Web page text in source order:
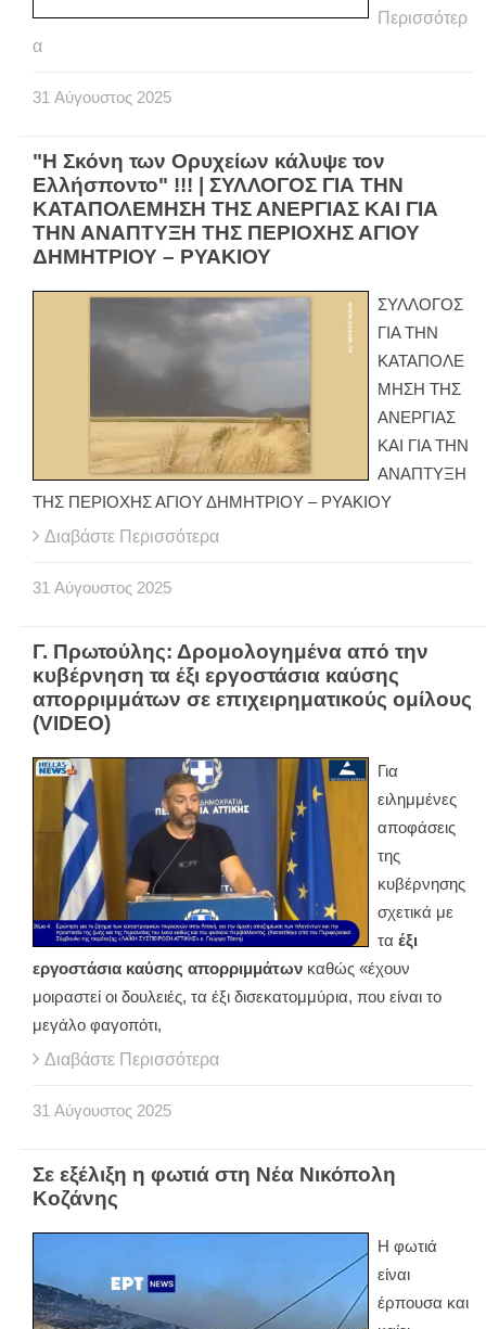
Περισσότερ
α
31 Αύγουστος 2025
"Η Σκόνη των Ορυχείων κάλυψε τον
Ελλήσποντο" !!! | ΣΥΛΛΟΓΟΣ ΓΙΑ ΤΗΝ
ΚΑΤΑΠΟΛΕΜΗΣΗ ΤΗΣ ΑΝΕΡΓΙΑΣ ΚΑΙ ΓΙΑ
ΤΗΝ ΑΝΑΠΤΥΞΗ ΤΗΣ ΠΕΡΙΟΧΗΣ ΑΓΙΟΥ
ΔΗΜΗΤΡΙΟΥ – ΡΥΑΚΙΟΥ
ΣΥΛΛΟΓΟΣ
ΓΙΑ ΤΗΝ
ΚΑΤΑΠΟΛΕ
ΜΗΣΗ ΤΗΣ
ΑΝΕΡΓΙΑΣ
ΚΑΙ ΓΙΑ ΤΗΝ
ΑΝΑΠΤΥΞΗ
ΤΗΣ ΠΕΡΙΟΧΗΣ ΑΓΙΟΥ ΔΗΜΗΤΡΙΟΥ – ΡΥΑΚΙΟΥ
Διαβάστε Περισσότερα
31 Αύγουστος 2025
Γ. Πρωτούλης: Δρομολογημένα από την
κυβέρνηση τα έξι εργοστάσια καύσης
απορριμμάτων σε επιχειρηματικούς ομίλους
(VIDEO)
Για
ειλημμένες
αποφάσεις
της
κυβέρνησης
σχετικά με
τα έξι
εργοστάσια καύσης απορριμμάτων καθώς «έχουν
μοιραστεί οι δουλειές, τα έξι δισεκατομμύρια, που είναι το
μεγάλο φαγοπότι,
Διαβάστε Περισσότερα
31 Αύγουστος 2025
Σε εξέλιξη η φωτιά στη Νέα Νικόπολη
Κοζάνης
Η φωτιά
είναι
έρπουσα και